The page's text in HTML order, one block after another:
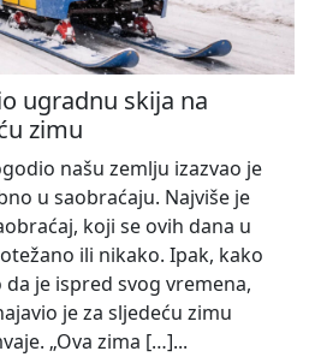
ugradnu skija na
zimu
našu zemlju izazvao je
u saobraćaju. Najviše je
koji se ovih dana u
ili nikako. Ipak, kako
je ispred svog vremena,
je za sljedeću zimu
„Ova zima […]...